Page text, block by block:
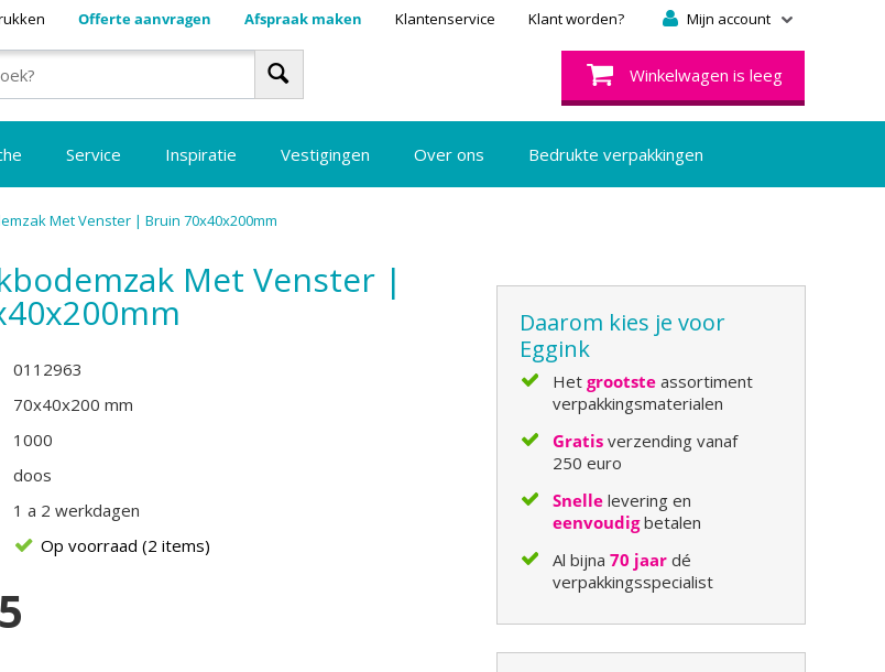
Mijn account
Offerte aanvragen Afspraak maken Klantenservice Klant worden?
Winkelwagen is leeg
Service Inspiratie Vestigingen Over ons Bedrukte verpakkingen
Met Venster | Bruin 70x40x200mm
Met Venster |
0112963
70x40x200 mm
1000
doos
1 a 2 werkdagen
Op voorraad (2 items)
Daarom kies je voor
Eggink
Hetgrootste assortiment
verpakkingsmaterialen
Gratis verzending vanaf
250 euro
Snelle levering en
eenvoudigbetalen
Al bijna70 jaar dé
verpakkingsspecialist